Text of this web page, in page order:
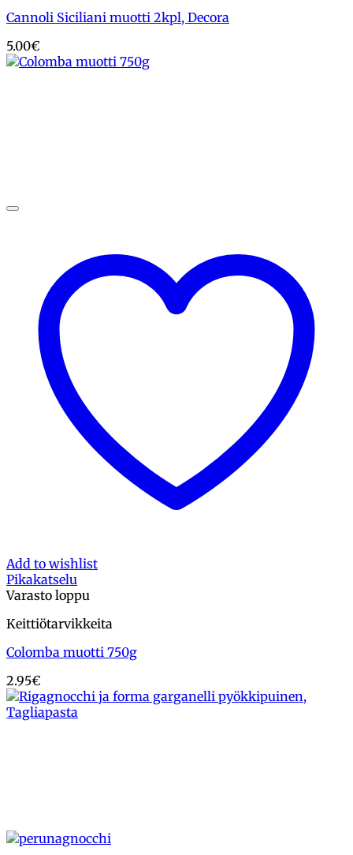
Cannoli Siciliani muotti 2kpl, Decora
5.00€
Add to wishlist
Pikakatselu
Varasto loppu
Keittiötarvikkeita
Colomba muotti 750g
2.95€